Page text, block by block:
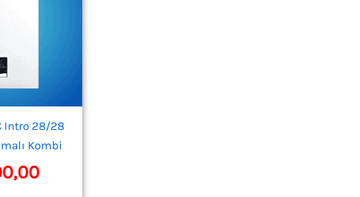
Intro 28/28
Kombi